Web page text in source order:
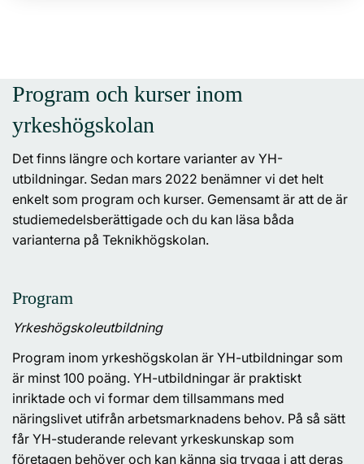
Program och kurser inom
yrkeshögskolan
Det finns längre och kortare varianter av YH-
utbildningar. Sedan mars 2022 benämner vi det helt
enkelt som program och kurser. Gemensamt är att de är
studiemedelsberättigade och du kan läsa båda
varianterna på Teknikhögskolan.
Program
Yrkeshögskoleutbildning
Program inom yrkeshögskolan är YH-utbildningar som
är minst 100 poäng. YH-utbildningar är praktiskt
inriktade och vi formar dem tillsammans med
näringslivet utifrån arbetsmarknadens behov. På så sätt
får YH-studerande relevant yrkeskunskap som
företagen behöver och kan känna sig trygga i att deras